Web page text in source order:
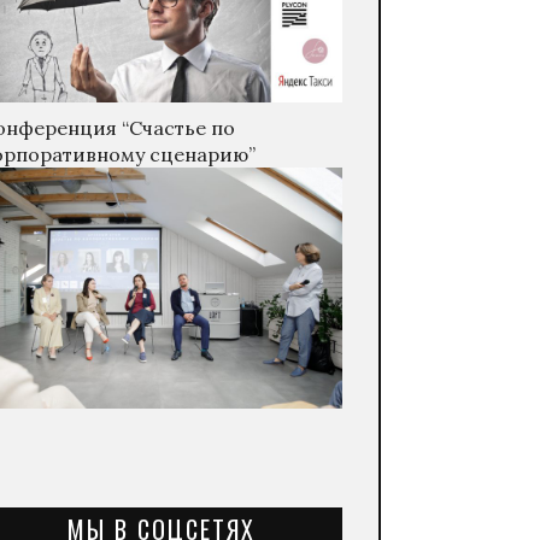
“Счастье по
сценарию”
МЫ В СОЦСЕТЯХ